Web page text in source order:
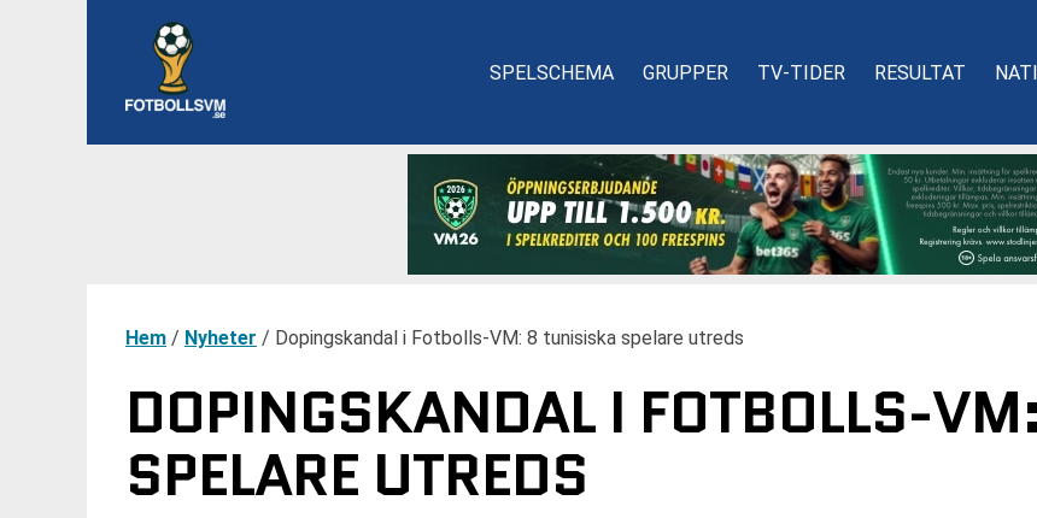
SPELSCHEMA GRUPPER TV-TIDER RESULTAT
Hem / Nyheter / Dopingskandal i Fotbolls-VM: 8 tunisiska spelare utreds
DOPINGSKANDAL I FOTBOLLS-
SPELARE UTREDS